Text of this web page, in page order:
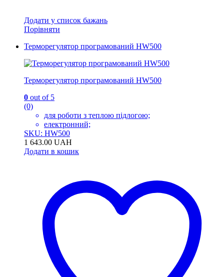
Додати у список бажань
Порівняти
Терморегулятор програмований HW500
Терморегулятор програмований HW500
0 out of 5
(0)
для роботи з теплою підлогою;
електронний;
SKU: HW500
1 643.00 UAH
Додати в кошик